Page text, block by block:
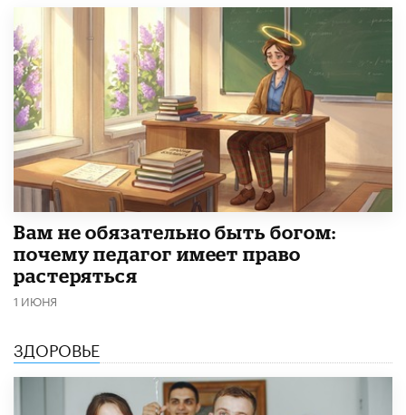
​Вам не обязательно быть богом:
почему педагог имеет право
растеряться
1 ИЮНЯ
ЗДОРОВЬЕ